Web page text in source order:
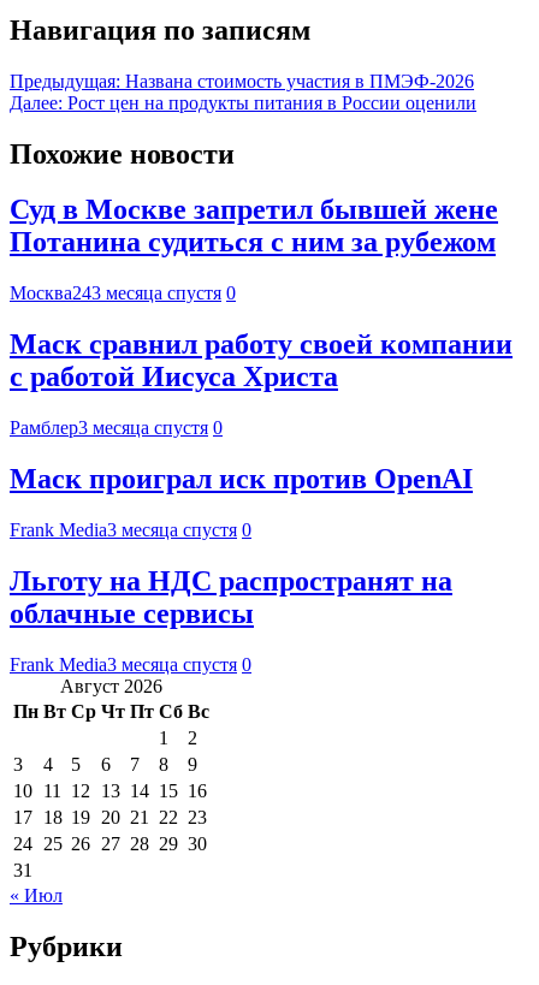
Навигация по записям
Предыдущая: Названа стоимость участия в ПМЭФ-2026
Далее: Рост цен на продукты питания в России оценили
Похожие новости
Суд в Москве запретил бывшей жене
Потанина судиться с ним за рубежом
Москва243 месяца спустя 0
Маск сравнил работу своей компании
с работой Иисуса Христа
Рамблер3 месяца спустя 0
Маск проиграл иск против OpenAI
Frank Media3 месяца спустя 0
Льготу на НДС распространят на
облачные сервисы
Frank Media3 месяца спустя 0
Август 2026
Пн Вт Ср Чт Пт Сб Вс
1
2
3
4 5 6 7 8
9
10 11 12 13 14 15 16
17 18 19 20 21 22 23
24 25 26 27 28 29 30
31
« Июл
Рубрики